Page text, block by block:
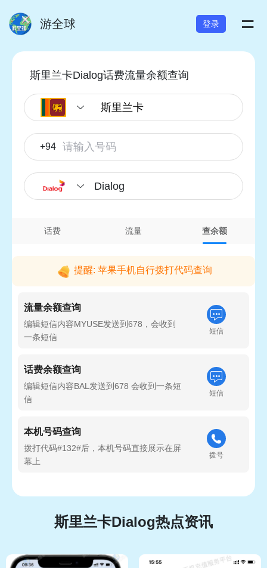
游全球 登录 =
斯里兰卡Dialog话费流量余额查询
+94
Dialog
话费 流量 查余额
提醒: 苹果手机自行拨打代码查询
流量余额查询
编辑短信内容MYUSE发送到678，会收到
一条短信
短信
话费余额查询
编辑短信内容BAL发送到678 会收到一条短
信
短信
本机号码查询
拨打代码#132#后，本机号码直接展示在屏
幕上
拨号
斯里兰卡Dialog热点资讯